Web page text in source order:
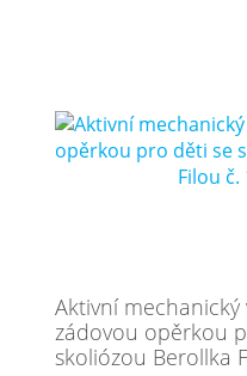
Aktivní mechanický
zádovou opěrkou
skoliózou Berollka